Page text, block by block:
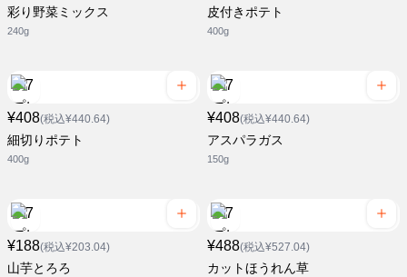
彩り野菜ミックス
240g
皮付きポテト
400g
¥408(税込¥440.64)
細切りポテト
400g
¥408(税込¥440.64)
アスパラガス
150g
¥188(税込¥203.04)
山芋とろろ
¥488(税込¥527.04)
カットほうれん草